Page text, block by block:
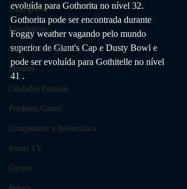
Smartphone
Eletrônicos
Games e Consoles
Monitor
Cuidados Pessoais
Produtos Gamer
Computador e Informática
Smart TV
Cursos
evoluída para Gothorita no nível 32.
Gothorita pode ser encontrada durante
Foggy weather vagando pelo mundo
superior de Giant's Cap e Dusty Bowl e
pode ser evoluída para Gothitelle no nível
41 .